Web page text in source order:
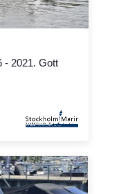
- 2021. Gott